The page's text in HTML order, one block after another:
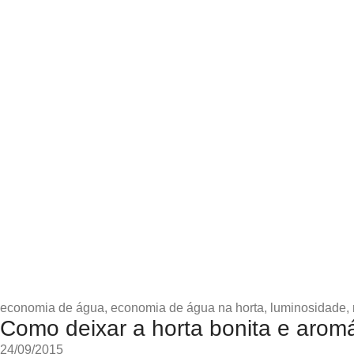
economia de água, economia de água na horta, luminosidade,
Como deixar a horta bonita e
24/09/2015